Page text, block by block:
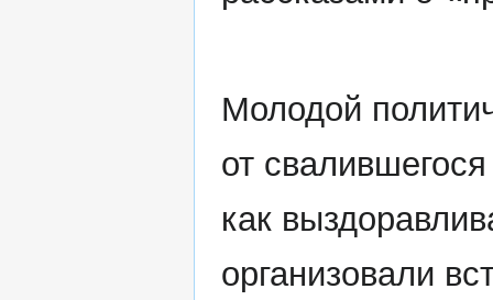
Молодой
от
как
организовали